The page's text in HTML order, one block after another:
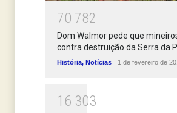
70 782
Dom Walmor pede que
contra destruição da Serra da
História, Notícias 1 de fevereiro de
1 6 303